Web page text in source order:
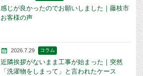
感じが良かったのでお願いしました｜藤枝市
お客様の声
2026.7.29 コラム
近隣挨拶がないまま工事が始まった｜突然
「洗濯物をしまって」と言われたケース